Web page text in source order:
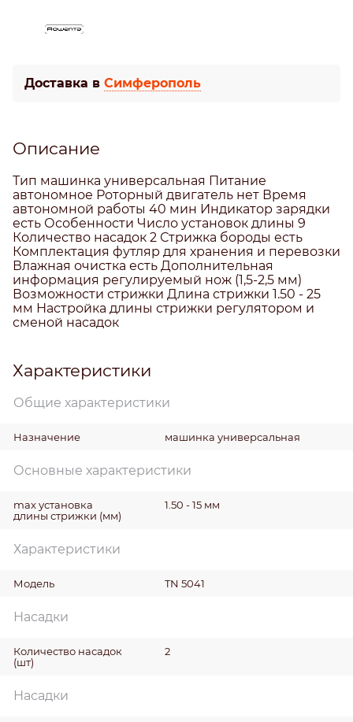
Доставка в Симферополь
Описание
Тип машинка универсальная Питание
автономное Роторный двигатель нет Время
автономной работы 40 мин Индикатор зарядки
есть Особенности Число установок длины 9
Количество насадок 2 Стрижка бороды есть
Комплектация футляр для хранения и перевозки
Влажная очистка есть Дополнительная
информация регулируемый нож (1,5-2,5 мм)
Возможности стрижки Длина стрижки 1.50 - 25
мм Настройка длины стрижки регулятором и
сменой насадок
Характеристики
Общие характеристики
Назначение машинка универсальная
Основные характеристики
max установка
длины стрижки (мм)
1.50 - 15 мм
Характеристики
Модель TN 5041
Насадки
Количество насадок
(шт)
2
Насадки